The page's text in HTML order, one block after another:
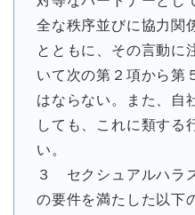
全な秩序並びに協力関
とともに、その言動に
いて次の第２項から第
はならない。また、自
しても、これに類する
い。
３ セクシュアルハラ
の要件を満たした以下